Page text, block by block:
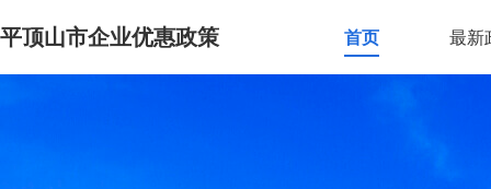
平顶山市企业优惠政策 首页 最新